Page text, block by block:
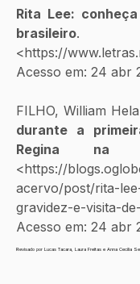
Rita Lee:
brasileiro.
<https://
Acesso em: 24 abr
FILHO, William
durante a
Regina na
<https://
acervo/post/rita-
gravidez-e-visita-
Acesso em: 24 abr
Revisado por Lucas Tacara, Laura Freitas e Anna Cecília